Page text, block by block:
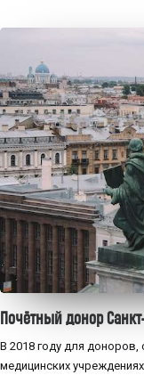
Почётный донор
В 2018 году для
медицинских